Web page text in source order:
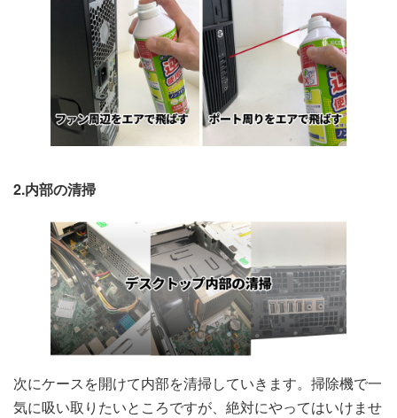
2.内部の清掃
次にケースを開けて内部を清掃していきます。掃除機で一
気に吸い取りたいところですが、絶対にやってはいけませ